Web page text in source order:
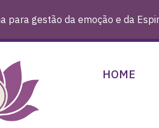
para gestão da emoção e da
HOME